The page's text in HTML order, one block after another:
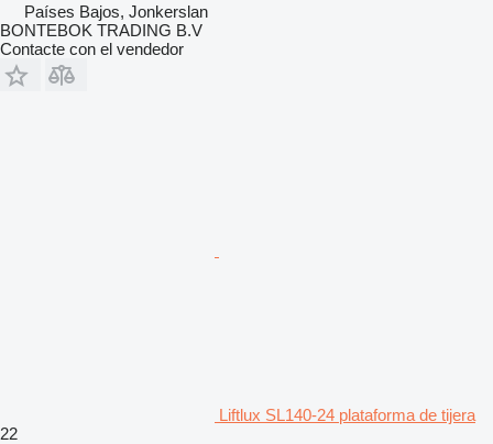
Países Bajos, Jonkerslan
BONTEBOK TRADING B.V
Contacte con el vendedor
Liftlux SL140-24 plataforma de tijera
22